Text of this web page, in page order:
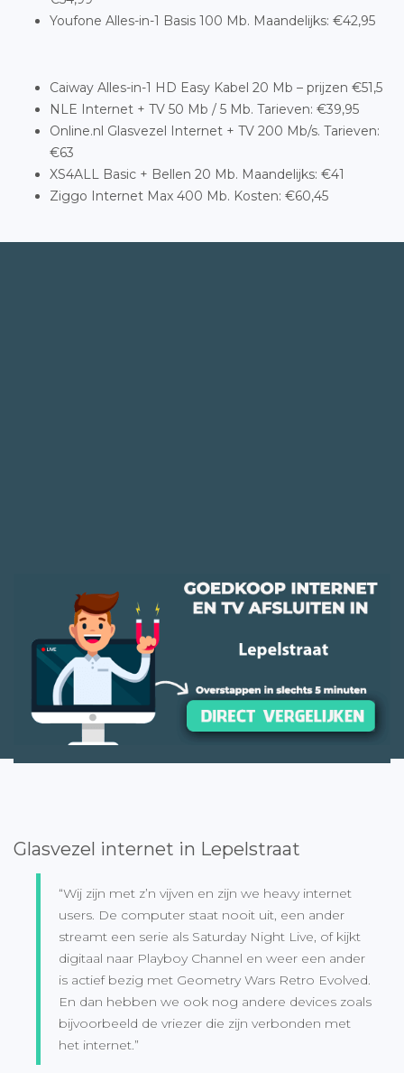
Youfone Alles-in-1 Basis 100 Mb. Maandelijks: €42,95
Caiway Alles-in-1 HD Easy Kabel 20 Mb – prijzen €51,5
NLE Internet + TV 50 Mb / 5 Mb. Tarieven: €39,95
Online.nl Glasvezel Internet + TV 200 Mb/s. Tarieven:
€63
XS4ALL Basic + Bellen 20 Mb. Maandelijks: €41
Ziggo Internet Max 400 Mb. Kosten: €60,45
Glasvezel internet in Lepelstraat
“Wij zijn met z’n vijven en zijn we heavy internet
users. De computer staat nooit uit, een ander
streamt een serie als Saturday Night Live, of kijkt
digitaal naar Playboy Channel en weer een ander
is actief bezig met Geometry Wars Retro Evolved.
En dan hebben we ook nog andere devices zoals
bijvoorbeeld de vriezer die zijn verbonden met
het internet.”